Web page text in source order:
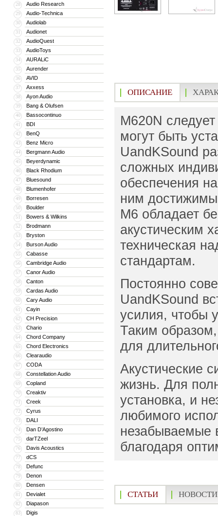
28 Audio Research
29 Audio-Technica
30 Audiolab
31 Audionet
32 AudioQuest
33 AudioToys
34 AURALiC
35 Aurender
36 AVID
37 Axxess
38 Ayon Audio
39 Bang & Olufsen
40 Bassocontinuo
41 BDI
42 BenQ
43 Benz Micro
44 Bergmann Audio
45 Beyerdynamic
46 Black Rhodium
47 Bluesound
48 Blumenhofer
49 Borresen
50 Boulder
51 Bowers & Wilkins
52 Brodmann
53 Bryston
54 Burson Audio
55 Cabasse
56 Cambridge Audio
57 Canor Audio
58 Canton
59 Cardas Audio
60 Cary Audio
61 Cayin
62 CH Precision
63 Chario
64 Chord Company
65 Chord Electronics
66 Clearaudio
67 CODA
68 Constellation Audio
69 Copland
70 Creaktiv
71 Creek
72 Cyrus
73 DALI
74 Dan D’Agostino
75 darTZeel
76 Davis Acoustics
77 dCS
78 Defunc
79 Denon
80 Densen
81 Devialet
82 Diapason
83 Digis
ОПИСАНИЕ
M620N
могут быть
UandKSound
сложных
обеспечения
ним достижимы
M6 обладает
акустическим
техническая
стандартам.
Постоянно
UandKSound
усилия, чтобы
Таким
для
Акустические
жизнь. Для
установка, и
любимого
незабываемые
благодаря
СТАТЬИ НОВОСТИ